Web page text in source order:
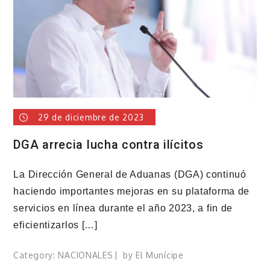
postemporada
del
béisbol
dominicano
29 de diciembre de 2023
DGA arrecia lucha contra ilícitos
La Dirección General de Aduanas (DGA) continuó
haciendo importantes mejoras en su plataforma de
servicios en línea durante el año 2023, a fin de
eficientizarlos […]
Category: NACIONALES by El Munícipe